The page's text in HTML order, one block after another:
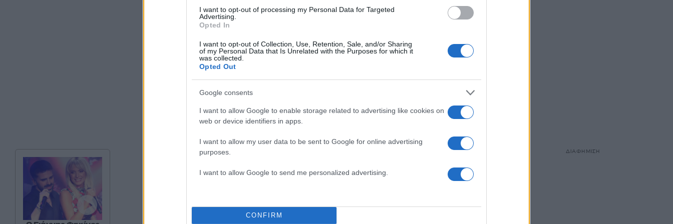
I want to opt-out of processing my Personal Data for Targeted
Advertising.
Opted In
I want to opt-out of Collection, Use, Retention, Sale, and/or Sharing
of my Personal Data that Is Unrelated with the Purposes for which it
was collected.
Opted Out
Google consents
I want to allow Google to enable storage related to advertising like cookies on
web or device identifiers in apps.
I want to allow my user data to be sent to Google for online advertising
purposes.
I want to allow Google to send me personalized advertising.
CONFIRM
ΔΙΑΦΗΜΙΣΗ